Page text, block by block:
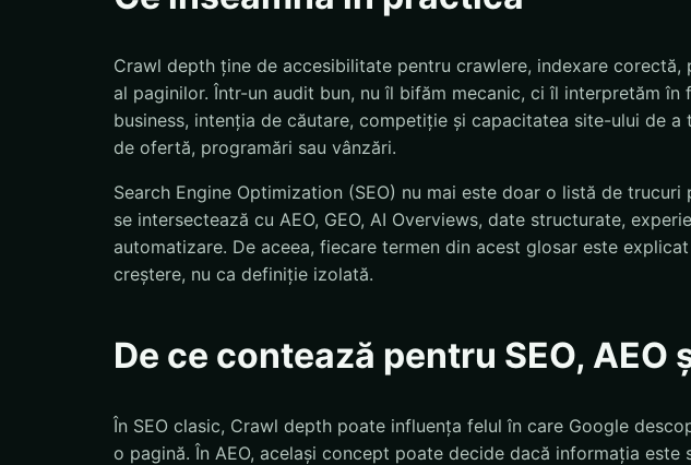
Crawl depth ține de accesibilitate pentru crawlere, indexare
al paginilor. Într-un audit bun, nu îl bifăm mecanic, ci îl interpretăm în
business, intenția de căutare, competiție și capacitatea site-ului de
de ofertă, programări sau vânzări.
Search Engine Optimization (SEO) nu mai este doar o listă de trucuri
se intersectează cu AEO, GEO, AI Overviews, date structurate,
automatizare. De aceea, fiecare termen din acest glosar este
creștere, nu ca definiție izolată.
De ce contează pentru SEO, AEO
În SEO clasic, Crawl depth poate influența felul în care Google
o pagină. În AEO, același concept poate decide dacă informația este